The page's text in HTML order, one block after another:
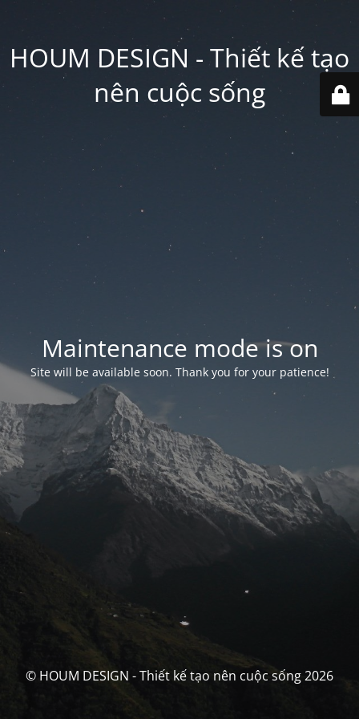
HOUM DESIGN - Thiết kế tạo
nên cuộc sống
Maintenance mode is on
Site will be available soon. Thank you for your patience!
© HOUM DESIGN - Thiết kế tạo nên cuộc sống 2026